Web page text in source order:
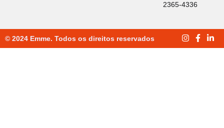
2365-4336
© 2024 Emme. Todos os direitos reservados